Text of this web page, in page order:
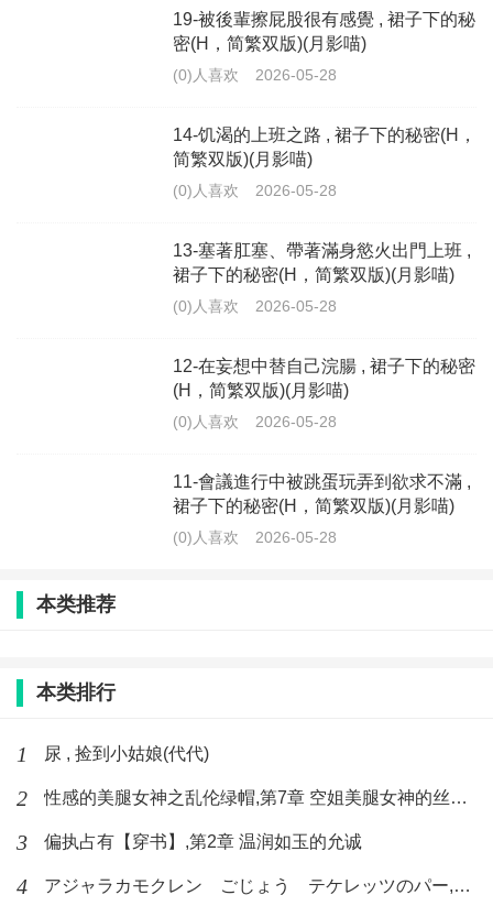
19-被後輩擦屁股很有感覺 , 裙子下的秘
密(H，简繁双版)(月影喵)
(0)人喜欢 2026-05-28
14-饥渴的上班之路 , 裙子下的秘密(H，
简繁双版)(月影喵)
(0)人喜欢 2026-05-28
13-塞著肛塞、帶著滿身慾火出門上班 ,
裙子下的秘密(H，简繁双版)(月影喵)
(0)人喜欢 2026-05-28
12-在妄想中替自己浣腸 , 裙子下的秘密
(H，简繁双版)(月影喵)
(0)人喜欢 2026-05-28
11-會議進行中被跳蛋玩弄到欲求不滿 ,
裙子下的秘密(H，简繁双版)(月影喵)
(0)人喜欢 2026-05-28
本类推荐
本类排行
1 尿 , 捡到小姑娘(代代)
2 性感的美腿女神之乱伦绿帽,第7章 空姐美腿女神的丝袜足交
3 偏执占有【穿书】,第2章 温润如玉的允诚
4 アジャラカモクレン ごじょう テケレッツのパー,【No. 42 Rube Goldberg Machine】十四